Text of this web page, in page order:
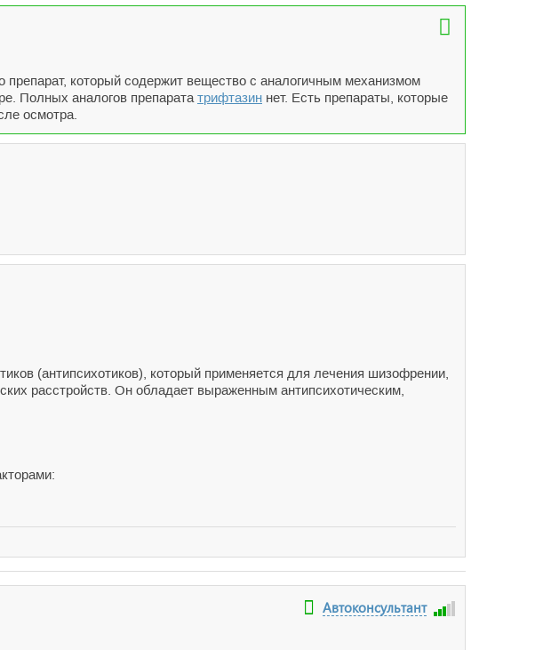
препарат, который содержит вещество с аналогичным механизмом
Полных аналогов препарата трифтазин нет. Есть препараты, которые
осмотра.
(антипсихотиков), который применяется для лечения шизофрении,
расстройств. Он обладает выраженным антипсихотическим,
Автоконсультант